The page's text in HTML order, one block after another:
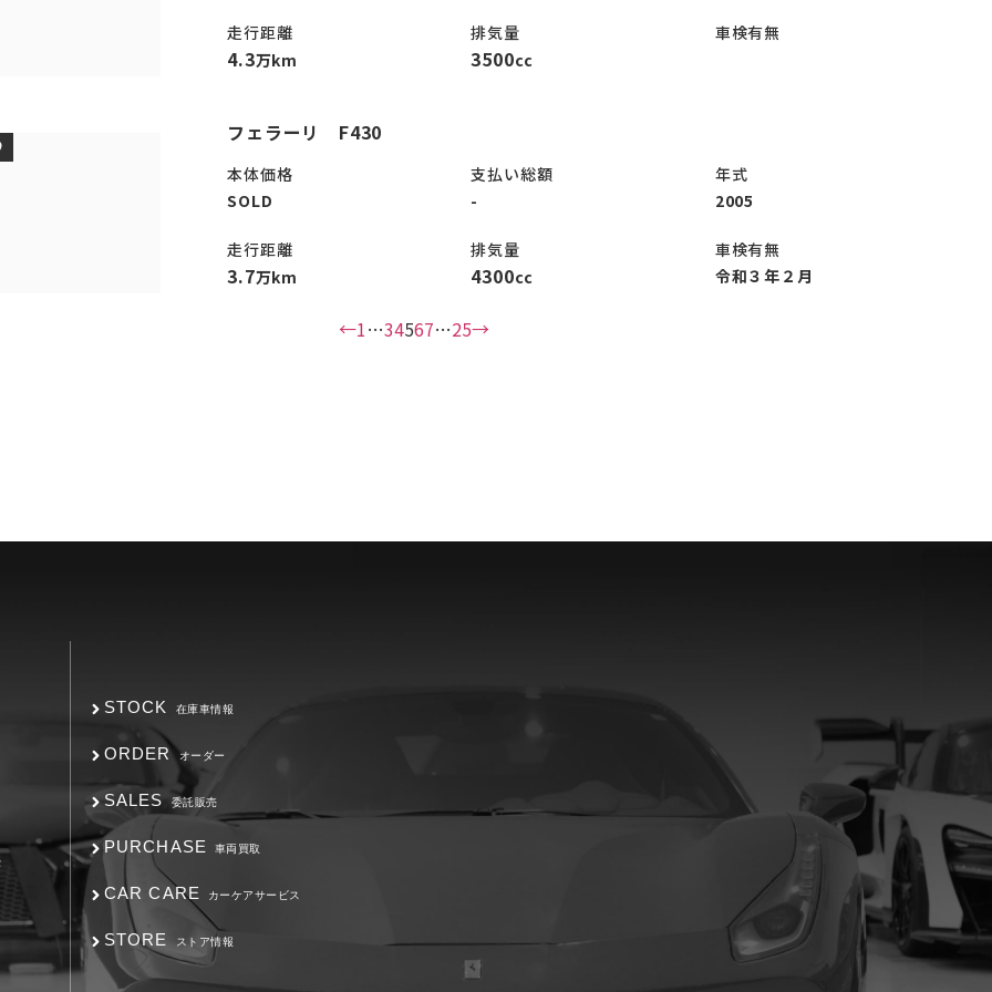
走行距離
4.3万km
排気量
3500cc
車検有無
フェラーリ F430
本体価格
SOLD
支払い総額
-
年式
2005
走行距離
3.7万km
排気量
4300cc
車検有無
令和３年２月
←1…34567…25→
STOCK 在庫車情報
ORDER オーダー
SALES 委託販売
PURCHASE 車両買取
CAR CARE カーケアサービス
STORE ストア情報